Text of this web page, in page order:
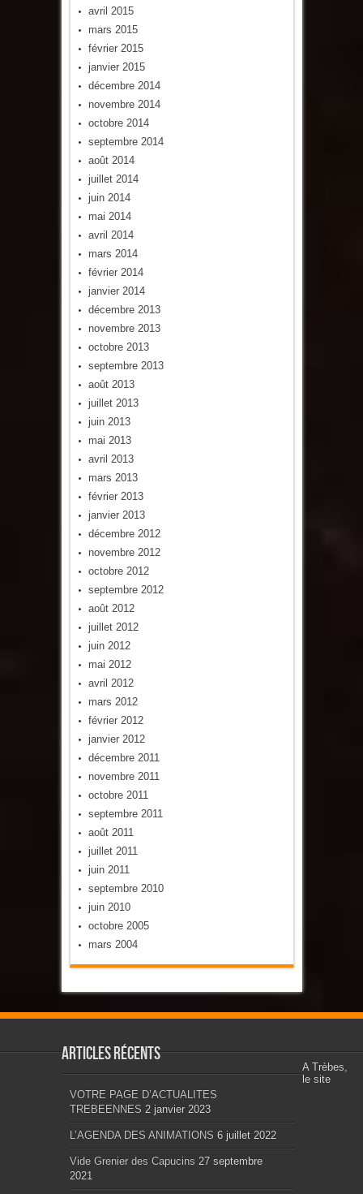
avril 2015
mars 2015
février 2015
janvier 2015
décembre 2014
novembre 2014
octobre 2014
septembre 2014
août 2014
juillet 2014
juin 2014
mai 2014
avril 2014
mars 2014
février 2014
janvier 2014
décembre 2013
novembre 2013
octobre 2013
septembre 2013
août 2013
juillet 2013
juin 2013
mai 2013
avril 2013
mars 2013
février 2013
janvier 2013
décembre 2012
novembre 2012
octobre 2012
septembre 2012
août 2012
juillet 2012
juin 2012
mai 2012
avril 2012
mars 2012
février 2012
janvier 2012
décembre 2011
novembre 2011
octobre 2011
septembre 2011
août 2011
juillet 2011
juin 2011
septembre 2010
juin 2010
octobre 2005
mars 2004
Articles récents
VOTRE PAGE D’ACTUALITES
TREBEENNES 2 janvier 2023
L’AGENDA DES ANIMATIONS 6 juillet 2022
Vide Grenier des Capucins 27 septembre
2021
A Trèbes,
le site